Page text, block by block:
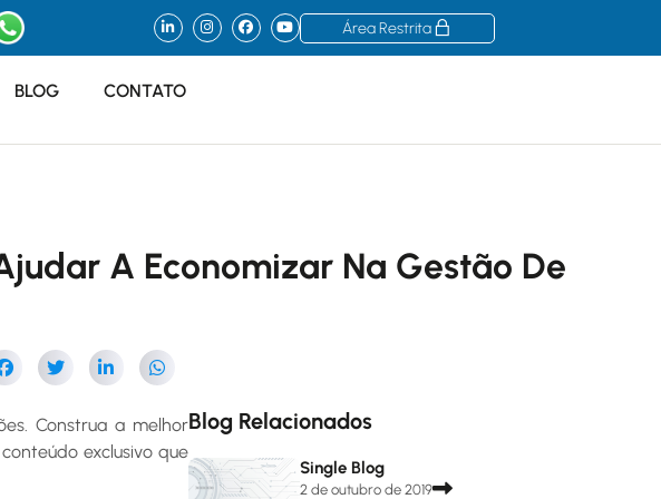
Área Restrita
BLOG CONTATO
A Economizar Na Gestão De
Construa a melhor
exclusivo que
Blog Relacionados
Single Blog
2 de outubro de 2019